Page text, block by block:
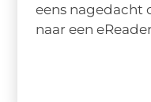
eens nagedacht
naar een